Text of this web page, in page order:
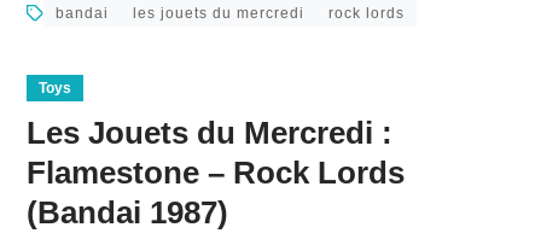
bandai les jouets du mercredi rock lords
Toys
Les Jouets du Mercredi :
Flamestone – Rock Lords
(Bandai 1987)